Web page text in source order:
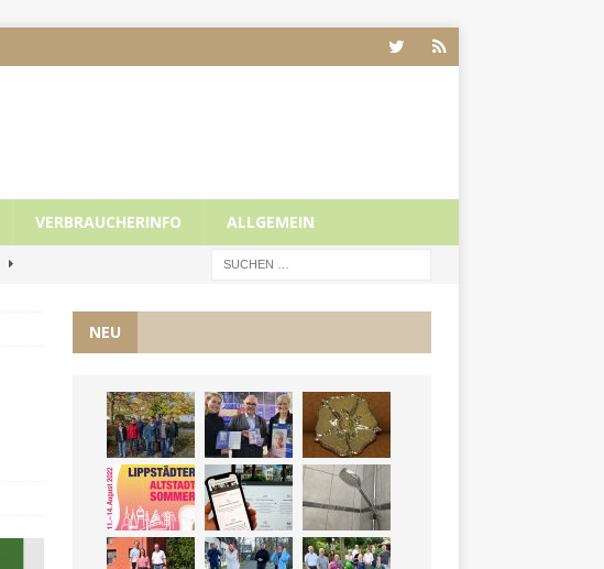
VERBRAUCHERINFO ALLGEMEIN
NEU